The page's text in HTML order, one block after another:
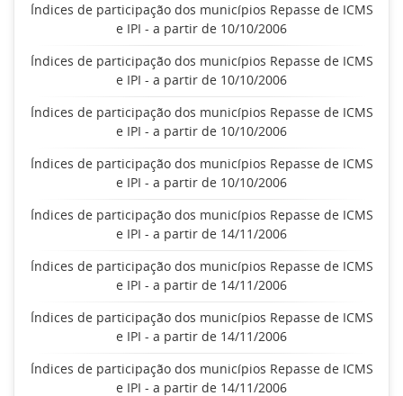
Índices de participação dos municípios Repasse de ICMS
e IPI - a partir de 10/10/2006
Índices de participação dos municípios Repasse de ICMS
e IPI - a partir de 10/10/2006
Índices de participação dos municípios Repasse de ICMS
e IPI - a partir de 10/10/2006
Índices de participação dos municípios Repasse de ICMS
e IPI - a partir de 10/10/2006
Índices de participação dos municípios Repasse de ICMS
e IPI - a partir de 14/11/2006
Índices de participação dos municípios Repasse de ICMS
e IPI - a partir de 14/11/2006
Índices de participação dos municípios Repasse de ICMS
e IPI - a partir de 14/11/2006
Índices de participação dos municípios Repasse de ICMS
e IPI - a partir de 14/11/2006